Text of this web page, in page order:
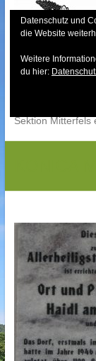
content
Sektion Mitterfels
Datenschutz und
die Website
Weitere
du hier: